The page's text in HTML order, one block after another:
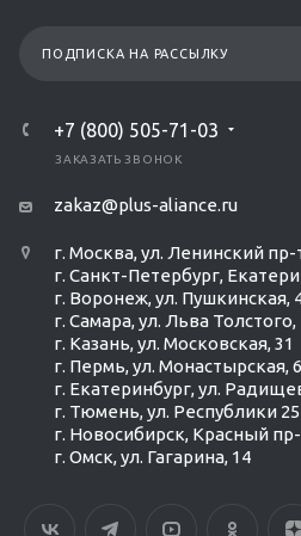
ПОДПИСКА НА РАССЫЛКУ
+7 (800) 505-71-03
ЗАКАЗАТЬ ЗВОНОК
zakaz@plus-aliance.ru
г. Москва, ул. Ленинский пр-
г. Санкт-Петербург,
г. Воронеж, ул. Пушкинская,
г. Самара, ул. Льва Толстого,
г. Казань, ул. Московская, 31
г. Пермь, ул. Монастырская,
г. Екатеринбург, ул.
г. Тюмень, ул. Республики
г. Новосибирск, Красный пр-
г. Омск, ул. ​Гагарина, 14